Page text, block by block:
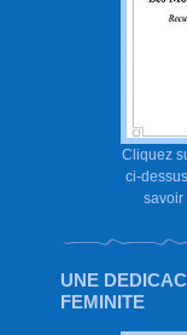
Cliquez
ci-
savoir
UNE
FEMINITE